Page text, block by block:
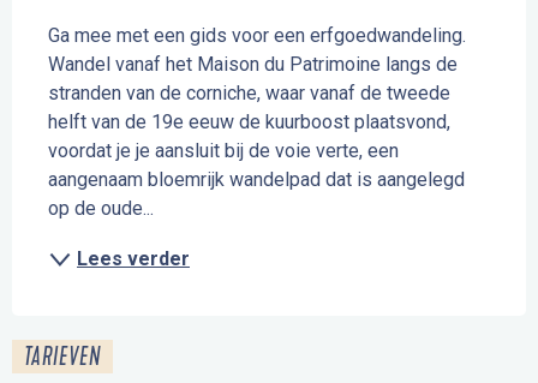
Ga mee met een gids voor een erfgoedwandeling.
Wandel vanaf het Maison du Patrimoine langs de
stranden van de corniche, waar vanaf de tweede
helft van de 19e eeuw de kuurboost plaatsvond,
voordat je je aansluit bij de voie verte, een
aangenaam bloemrijk wandelpad dat is aangelegd
op de oude...
Lees verder
TARIEVEN